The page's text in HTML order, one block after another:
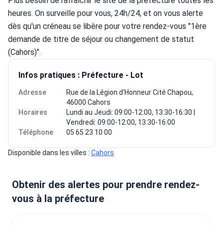
heures. On surveille pour vous, 24h/24, et on vous alerte
dès qu'un créneau se libère pour votre rendez-vous "1ère
demande de titre de séjour ou changement de statut
(Cahors)".
Infos pratiques : Préfecture - Lot
Adresse
Rue de la Légion d'Honneur Cité Chapou,
46000 Cahors
Horaires
Lundi au Jeudi: 09:00-12:00, 13:30-16:30 |
Vendredi: 09:00-12:00, 13:30-16:00
Téléphone
05 65 23 10 00
Disponible dans les villes : Cahors
Obtenir des alertes pour prendre rendez-
vous à la préfecture